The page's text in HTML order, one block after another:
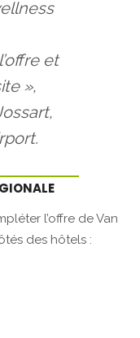
et
»,
l’offre de Van
des hôtels :